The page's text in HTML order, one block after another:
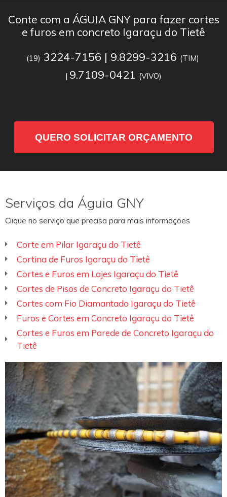
Conte com a ÁGUIA GNY para fazer cortes
e furos em concreto Igaraçu do Tietê
(19) 3224-7156 | 9.8299-3216 (TIM)
| 9.7109-0421 (VIVO)
QUERO SOLICITAR ORÇAMENTO
Serviços da Águia GNY
Clique no serviço que precisa para mais informações
Corte em Pilar Igaraçu do Tietê
Cortina de Furos Igaraçu do Tietê
Cortes e Furos em Lajes Igaraçu do Tietê
Cortes de Pisos de Concreto Igaraçu do Tietê
Cortes com Fio Diamantado Igaraçu do Tietê
Furos e Cortes em Concreto Igaraçu do Tietê
Cortes e Furos em Parede de Concreto Igaraçu do
Tietê